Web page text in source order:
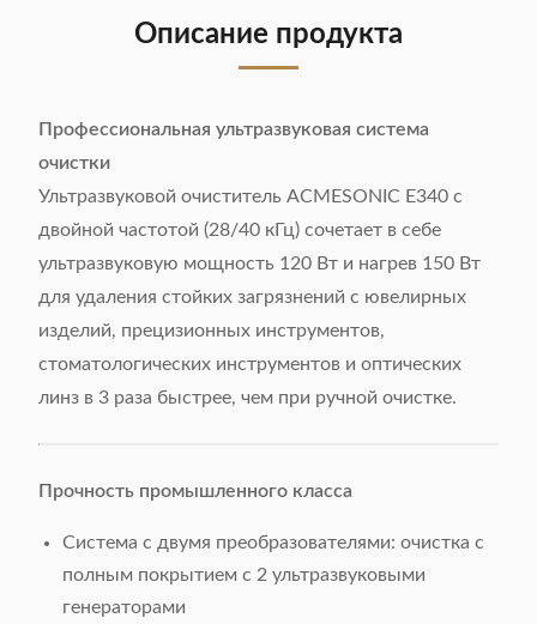
Описание продукта
Профессиональная ультразвуковая система
очистки​
Ультразвуковой очиститель ACMESONIC E340 с
двойной частотой (28/40 кГц) сочетает в себе
ультразвуковую мощность 120 Вт и нагрев 150 Вт
для удаления стойких загрязнений с ювелирных
изделий, прецизионных инструментов,
стоматологических инструментов и оптических
линз в 3 раза быстрее, чем при ручной очистке.
​Прочность промышленного класса​
Система с двумя преобразователями: очистка с
полным покрытием с 2 ультразвуковыми
генераторами